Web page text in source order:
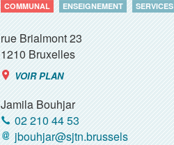
COMMUNAL ENSEIGNEMENT SERVICES
rue Brialmont 23
1210Bruxelles
VOIR PLAN
Jamila Bouhjar
02 210 44 53
jbouhjar@sjtn.brussels